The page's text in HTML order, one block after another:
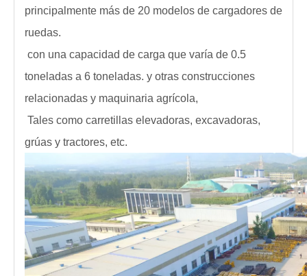
principalmente más de 20 modelos de cargadores de
ruedas.
con una capacidad de carga que varía de 0.5
toneladas a 6 toneladas. y otras construcciones
relacionadas y maquinaria agrícola,
Tales como carretillas elevadoras, excavadoras,
grúas y tractores, etc.